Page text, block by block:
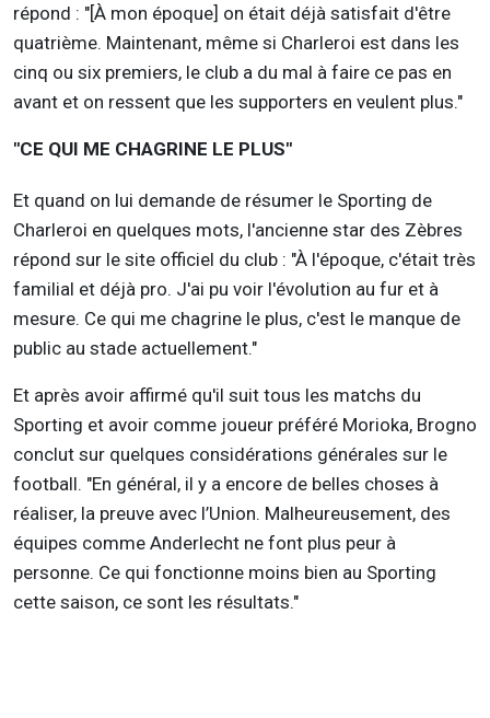
répond : "[À mon époque] on était déjà satisfait d'être
quatrième. Maintenant, même si Charleroi est dans les
cinq ou six premiers, le club a du mal à faire ce pas en
avant et on ressent que les supporters en veulent plus."
"CE QUI ME CHAGRINE LE PLUS"
Et quand on lui demande de résumer le Sporting de
Charleroi en quelques mots, l'ancienne star des Zèbres
répond sur le site officiel du club : "À l'époque, c'était très
familial et déjà pro. J'ai pu voir l'évolution au fur et à
mesure. Ce qui me chagrine le plus, c'est le manque de
public au stade actuellement."
Et après avoir affirmé qu'il suit tous les matchs du
Sporting et avoir comme joueur préféré Morioka, Brogno
conclut sur quelques considérations générales sur le
football. "En général, il y a encore de belles choses à
réaliser, la preuve avec l’Union. Malheureusement, des
équipes comme Anderlecht ne font plus peur à
personne. Ce qui fonctionne moins bien au Sporting
cette saison, ce sont les résultats."